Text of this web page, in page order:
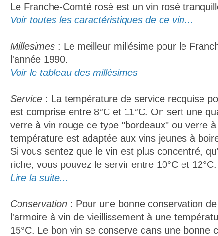
Le Franche-Comté rosé est un vin rosé
Voir toutes les caractéristiques de ce vin...
Millesimes : Le meilleur millésime pour le
l'année 1990.
Voir le tableau des millésimes
Service : La température de service recquise
est comprise entre 8°C et 11°C. On sert une
verre à vin rouge de type "bordeaux" ou verre
température est adaptée aux vins jeunes à
Si vous sentez que le vin est plus concentré,
riche, vous pouvez le servir entre 10°C et
Lire la suite...
Conservation : Pour une bonne conservation
l'armoire à vin de vieillissement à une
15°C. Le bon vin se conserve dans une bonne